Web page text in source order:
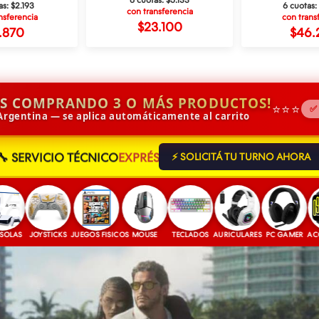
$2.193
con transferencia
$23.100
6 cuotas:
con
COMPRANDO 3 O MÁS PRODUCTOS!
— se aplica automáticamente al carrito ⭐⭐⭐
SERVICIO TÉCNICOEXPRÉS ⚡ SOLICITÁ TU TURNO AHORA
JOYSTICKS JUEGOS FISICOS MOUSE TECLADOS AURICULARES PC GAMER